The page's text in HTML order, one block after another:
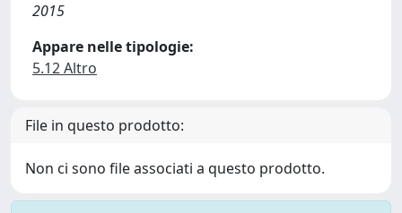
2015
Appare nelle tipologie:
5.12 Altro
File in questo prodotto:
Non ci sono file associati a questo prodotto.